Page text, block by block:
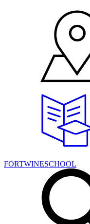
FORTWINESCHOOL